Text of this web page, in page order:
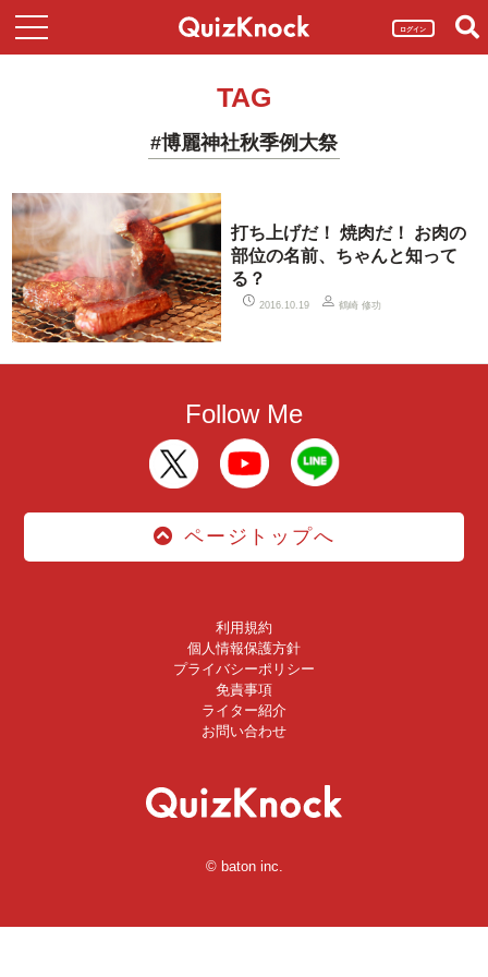
ログイン
TAG
#博麗神社秋季例大祭
打ち上げだ！ 焼肉だ！ お肉の
部位の名前、ちゃんと知って
る？
2016.10.19 鶴崎 修功
Follow Me
ページトップへ
利用規約
個人情報保護方針
プライバシーポリシー
免責事項
ライター紹介
お問い合わせ
© baton inc.